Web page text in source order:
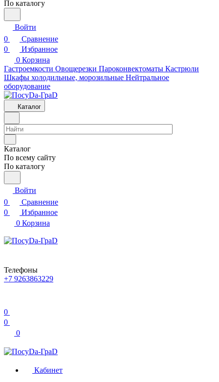
По каталогу
Войти
0
Сравнение
0
Избранное
0 Корзина
Гастроемкости Овощерезки Пароконвектоматы Кастрюли
Шкафы холодильные, морозильные Нейтральное
оборудование
Каталог
Каталог
По всему сайту
По каталогу
Войти
0
Сравнение
0
Избранное
0 Корзина
Телефоны
+7 9263863229
0
0
0
Кабинет